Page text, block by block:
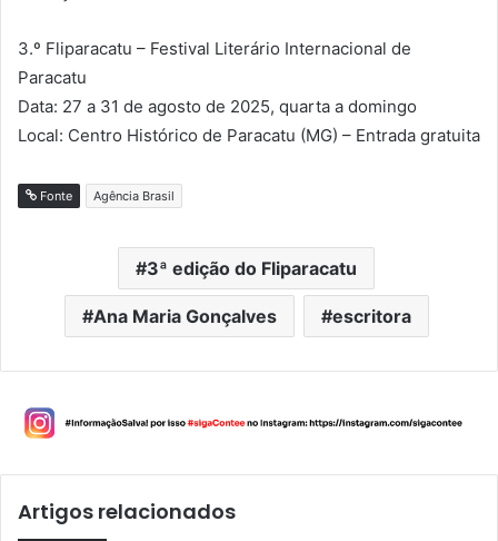
3.º Fliparacatu – Festival Literário Internacional de
Paracatu
Data: 27 a 31 de agosto de 2025, quarta a domingo
Local: Centro Histórico de Paracatu (MG) – Entrada gratuita
Fonte Agência Brasil
3ª edição do Fliparacatu
Ana Maria Gonçalves escritora
Artigos relacionados